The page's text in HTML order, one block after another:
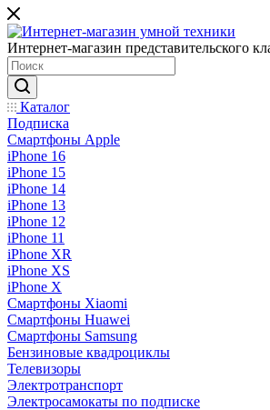
Интернет-магазин представительского
Каталог
Подписка
Смартфоны Apple
iPhone 16
iPhone 15
iPhone 14
iPhone 13
iPhone 12
iPhone 11
iPhone XR
iPhone XS
iPhone X
Смартфоны Xiaomi
Смартфоны Huawei
Смартфоны Samsung
Бензиновые квадроциклы
Телевизоры
Электротранспорт
Электросамокаты по подписке